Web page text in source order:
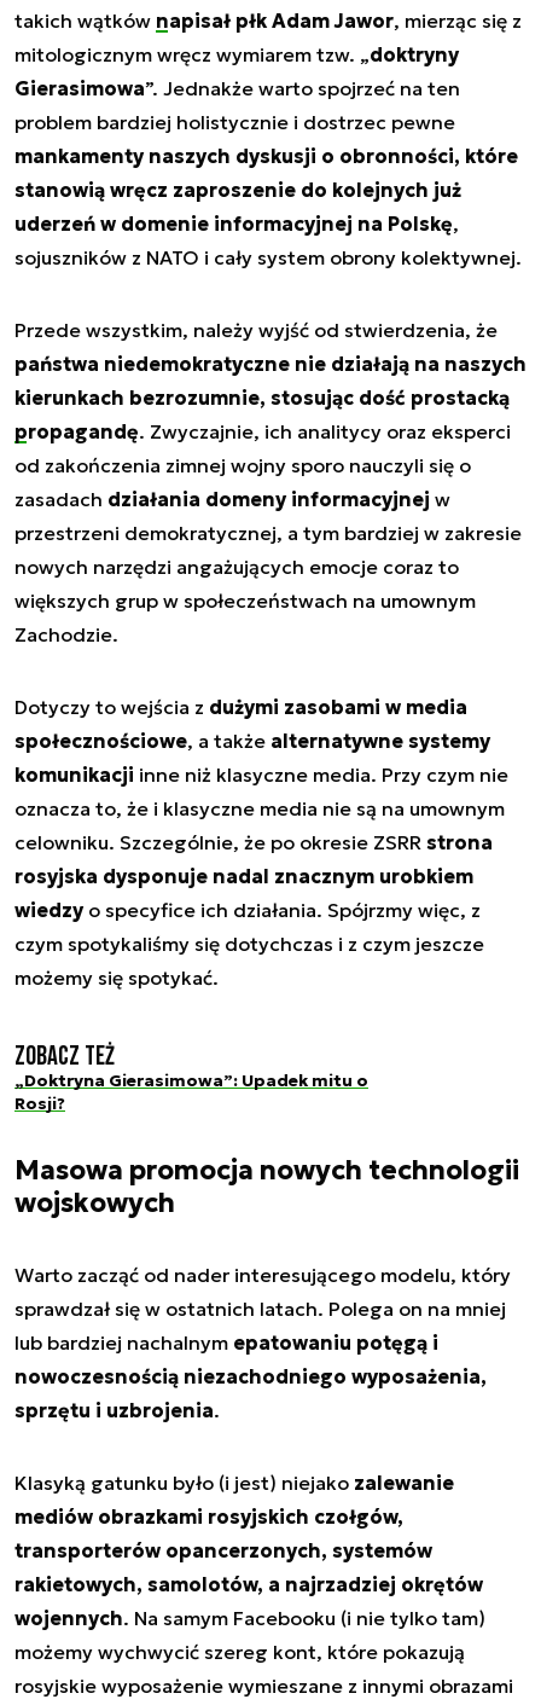
takich wątków napisał płk Adam Jawor, mierząc się z
mitologicznym wręcz wymiarem tzw. „doktryny
Gierasimowa”. Jednakże warto spojrzeć na ten
problem bardziej holistycznie i dostrzec pewne
mankamenty naszych dyskusji o obronności, które
stanowią wręcz zaproszenie do kolejnych już
uderzeń w domenie informacyjnej na Polskę,
sojuszników z NATO i cały system obrony kolektywnej.
Przede wszystkim, należy wyjść od stwierdzenia, że
państwa niedemokratyczne nie działają na naszych
kierunkach bezrozumnie, stosując dość prostacką
propagandę. Zwyczajnie, ich analitycy oraz eksperci
od zakończenia zimnej wojny sporo nauczyli się o
zasadach działania domeny informacyjnej w
przestrzeni demokratycznej, a tym bardziej w zakresie
nowych narzędzi angażujących emocje coraz to
większych grup w społeczeństwach na umownym
Zachodzie.
Dotyczy to wejścia z dużymi zasobami w media
społecznościowe, a także alternatywne systemy
komunikacji inne niż klasyczne media. Przy czym nie
oznacza to, że i klasyczne media nie są na umownym
celowniku. Szczególnie, że po okresie ZSRR strona
rosyjska dysponuje nadal znacznym urobkiem
wiedzyo specyfice ich działania. Spójrzmy więc, z
czym spotykaliśmy się dotychczas i z czym jeszcze
możemy się spotykać.
Zobacz też
„Doktryna Gierasimowa”: Upadek mitu o
Rosji?
Masowa promocja nowych technologii
wojskowych
Warto zacząć od nader interesującego modelu, który
sprawdzał się w ostatnich latach. Polega on na mniej
lub bardziej nachalnym epatowaniu potęgą i
nowoczesnością niezachodniego wyposażenia,
sprzętu i uzbrojenia.
Klasyką gatunku było (i jest) niejako zalewanie
mediów obrazkami rosyjskich czołgów,
transporterów opancerzonych, systemów
rakietowych, samolotów, a najrzadziej okrętów
wojennych. Na samym Facebooku (i nie tylko tam)
możemy wychwycić szereg kont, które pokazują
rosyjskie wyposażenie wymieszane z innymi obrazami